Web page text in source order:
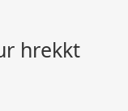
hrekkt